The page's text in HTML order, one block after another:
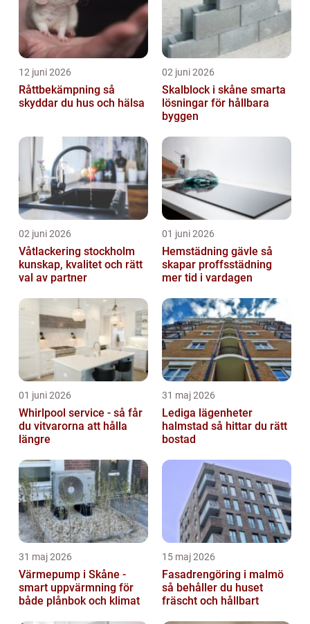
12 juni 2026
Råttbekämpning så
skyddar du hus och hälsa
02 juni 2026
Skalblock i skåne smarta
lösningar för hållbara
byggen
02 juni 2026
Våtlackering stockholm
kunskap, kvalitet och rätt
val av partner
01 juni 2026
Hemstädning gävle så
skapar proffsstädning
mer tid i vardagen
01 juni 2026
Whirlpool service - så får
du vitvarorna att hålla
längre
31 maj 2026
Lediga lägenheter
halmstad så hittar du rätt
bostad
31 maj 2026
Värmepump i Skåne -
smart uppvärmning för
både plånbok och klimat
15 maj 2026
Fasadrengöring i malmö
så behåller du huset
fräscht och hållbart